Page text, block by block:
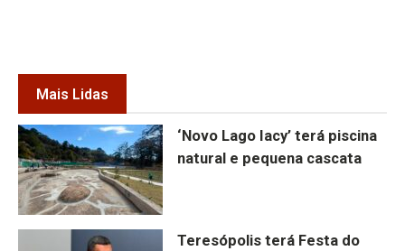
Mais Lidas
‘Novo Lago Iacy’ terá piscina
natural e pequena cascata
Teresópolis terá Festa do